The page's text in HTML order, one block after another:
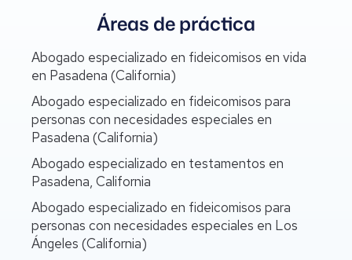
Áreas de práctica
Abogado especializado en fideicomisos en vida
en Pasadena (California)
Abogado especializado en fideicomisos para
personas con necesidades especiales en
Pasadena (California)
Abogado especializado en testamentos en
Pasadena, California
Abogado especializado en fideicomisos para
personas con necesidades especiales en Los
Ángeles (California)